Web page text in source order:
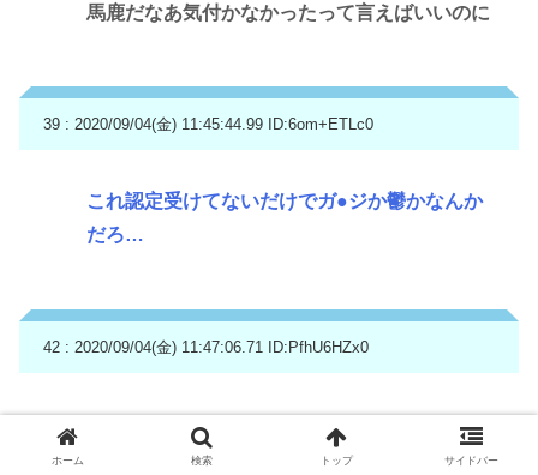
馬鹿だなあ気付かなかったって言えばいいのに
39 : 2020/09/04(金) 11:45:44.99 ID:6om+ETLc0
これ認定受けてないだけでガ●ジか鬱かなんか
だろ…
42 : 2020/09/04(金) 11:47:06.71 ID:PfhU6HZx0
ホーム 検索 トップ サイドバー